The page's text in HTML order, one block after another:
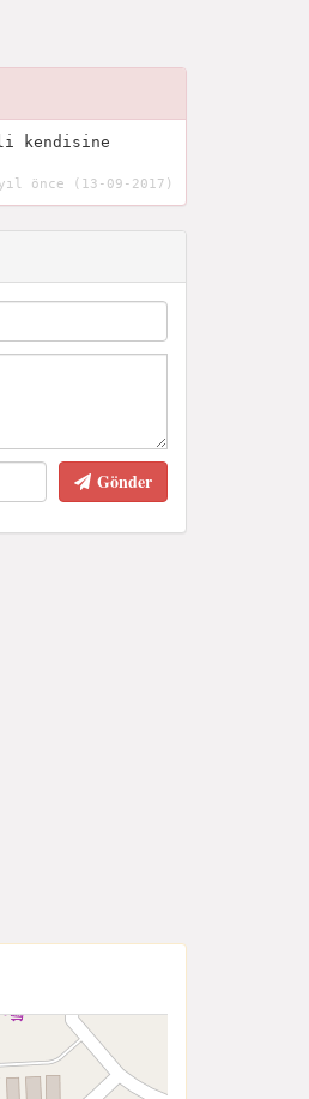
kendisine
önce (13-09-2017)
Gönder